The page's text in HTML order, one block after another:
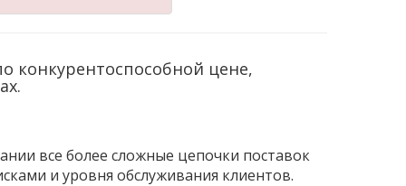
конкурентоспособной цене,
все более сложные цепочки поставок
и уровня обслуживания клиентов.